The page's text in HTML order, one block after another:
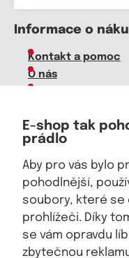
E-shop tak
prádlo
Aby pro vás bylo
pohodlnější,
soubory, které se
prohlížeči. Díky
se vám opravdu
zbytečnou
Informace o
Kontakt a pomoc
O nás
Velkoobchod
Vrácení zboží,
Obchodní
Průvodce
Staňte se naším